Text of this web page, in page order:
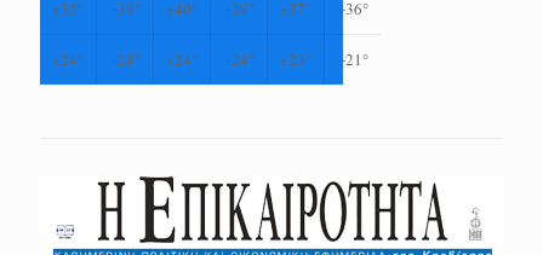
+35° +39° +40° +39° +37° +36°
+24° +24° +24° +24° +23° +21°